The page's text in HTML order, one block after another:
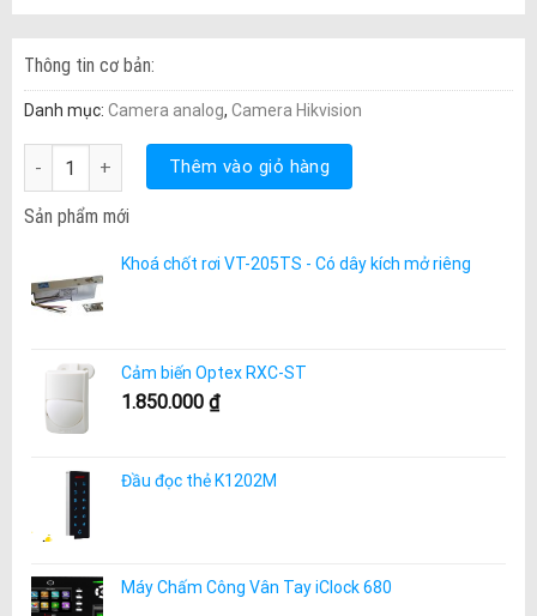
Thông tin cơ bản:
Danh mục: Camera analog, Camera Hikvision
DS-2CE56C0T-IRM (HD-TVI 1M) số lượng
Thêm vào giỏ hàng
Sản phẩm mới
Khoá chốt rơi VT-205TS - Có dây kích mở riêng
Cảm biến Optex RXC-ST
1.850.000 ₫
Đầu đọc thẻ K1202M
Máy Chấm Công Vân Tay iClock 680